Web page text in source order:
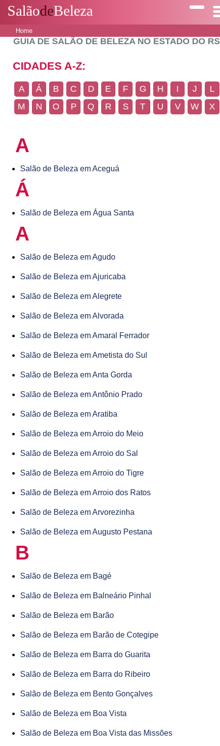
SalãodeBeleza
Home
GUIA DE SALÃO DE BELEZA NO ESTADO DO RS
CIDADES A-Z:
A Á B C D E F G H I J
L
M
N O P Q R S T U V W X
A
Salão de Beleza em Aceguá
Á
Salão de Beleza em Água Santa
A
Salão de Beleza em Agudo
Salão de Beleza em Ajuricaba
Salão de Beleza em Alegrete
Salão de Beleza em Alvorada
Salão de Beleza em Amaral Ferrador
Salão de Beleza em Ametista do Sul
Salão de Beleza em Anta Gorda
Salão de Beleza em Antônio Prado
Salão de Beleza em Aratiba
Salão de Beleza em Arroio do Meio
Salão de Beleza em Arroio do Sal
Salão de Beleza em Arroio do Tigre
Salão de Beleza em Arroio dos Ratos
Salão de Beleza em Arvorezinha
Salão de Beleza em Augusto Pestana
B
Salão de Beleza em Bagé
Salão de Beleza em Balneário Pinhal
Salão de Beleza em Barão
Salão de Beleza em Barão de Cotegipe
Salão de Beleza em Barra do Guarita
Salão de Beleza em Barra do Ribeiro
Salão de Beleza em Bento Gonçalves
Salão de Beleza em Boa Vista
Salão de Beleza em Boa Vista das Missões